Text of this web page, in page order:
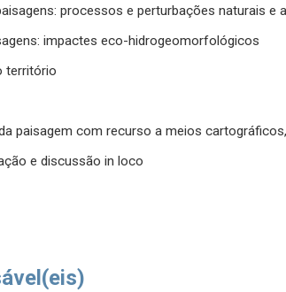
processos e perturbações naturais e
impactes eco-hidrogeomorfológicos
território
paisagem com recurso a meios
e discussão in loco